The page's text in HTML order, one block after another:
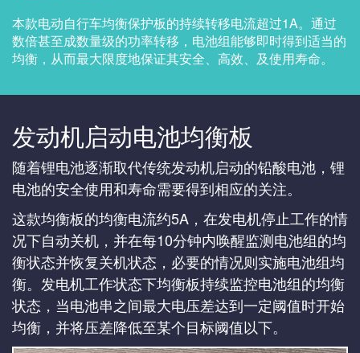
本款电动自行车均衡保护板的持续转移电流超过1A。通过
数倍甚至成数量级的功率转移，电池组能够即时得到适当的
均衡，从而最大限度地保证其安全、高效、及使用寿命。
发动机启动电池均衡板
随着锂电池逐渐取代传统发动机启动的铅酸电池，锂
电池的安全使用和寿命需要得到相应的关注。
这款均衡板的均衡电流约5A，在发电机停止工作的情
况下自动关机，并在每10分钟内唤醒监测电池组的均
衡状态并恢复关机状态，必要的情况则实施电池组均
衡。发电机工作状态下均衡板持续监控电池组的均衡
状态，当电池串之间最大电压差达到一定阈值时开始
均衡，并将压差降低至某个目标阈值以下。